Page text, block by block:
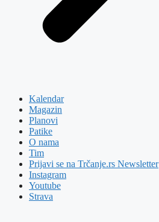
Kalendar
Magazin
Planovi
Patike
O nama
Tim
Prijavi se na Trčanje.rs Newsletter
Instagram
Youtube
Strava